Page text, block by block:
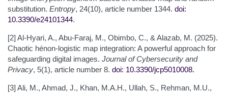
substitution. Entropy, 24(10), article number 1344. doi:
10.3390/e24101344.
[2] Al-Hyari, A., Abu-Faraj, M., Obimbo, C., & Alazab, M. (2025).
Chaotic hénon-logistic map integration: A powerful approach for
safeguarding digital images. Journal of Cybersecurity and
Privacy, 5(1), article number 8. doi: 10.3390/jcp5010008.
[3] Ali, M., Ahmad, J., Khan, M.A.H., Ullah, S., Rehman, M.U.,